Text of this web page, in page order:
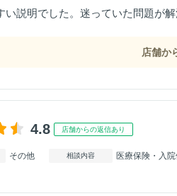
説明でした。迷っていた問題が
店舗か
4.8 店舗からの返信あり
その他 相談内容 医療保険・入